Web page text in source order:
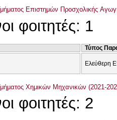
Επιστημών Προσχολικής
φοιτητές: 1
Τύπος
Ελεύθερη
Χημικών Μηχανικών (2021-
φοιτητές: 2